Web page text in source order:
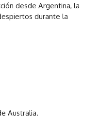
desde Argentina, la
durante la
Australia.